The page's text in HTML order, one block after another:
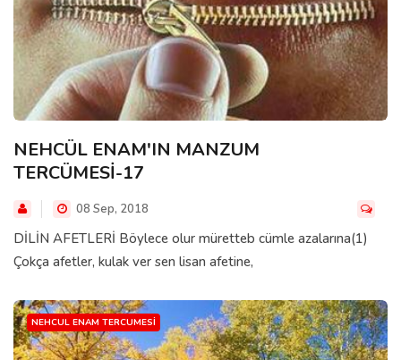
NEHCÜL ENAM'IN MANZUM
TERCÜMESİ-17
08 Sep, 2018
DİLİN AFETLERİ Böylece olur müretteb cümle azalarına(1)
Çokça afetler, kulak ver sen lisan afetine,
NEHCUL ENAM TERCUMESI